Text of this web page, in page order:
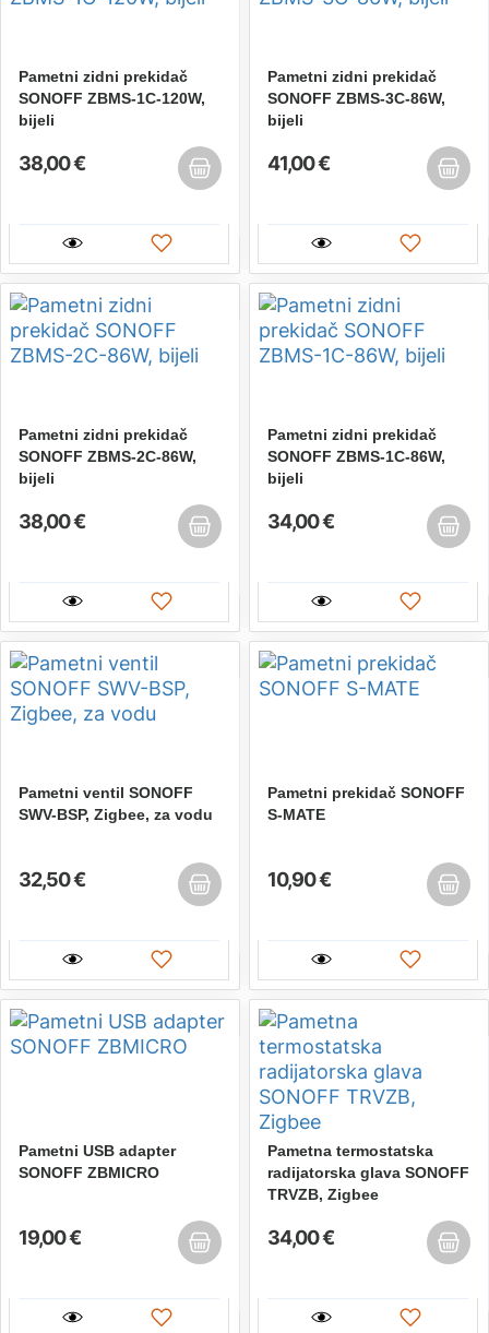
Pametni zidni prekidač
SONOFF ZBMS-1C-120W,
bijeli
38,00 €
Pametni zidni prekidač
SONOFF ZBMS-3C-86W,
bijeli
41,00 €
Pametni zidni prekidač
SONOFF ZBMS-2C-86W,
bijeli
38,00 €
Pametni zidni prekidač
SONOFF ZBMS-1C-86W,
bijeli
34,00 €
Pametni ventil SONOFF
SWV-BSP, Zigbee, za vodu
32,50 €
Pametni prekidač SONOFF
S-MATE
10,90 €
Pametni USB adapter
SONOFF ZBMICRO
19,00 €
Pametna termostatska
radijatorska glava SONOFF
TRVZB, Zigbee
34,00 €